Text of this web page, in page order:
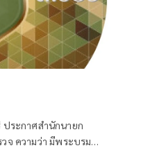
ประกาศสำนักนายก
วจ ความว่า มีพระบรม